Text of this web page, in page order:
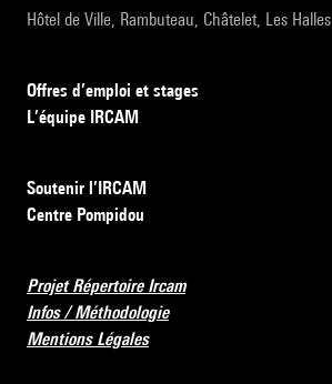
Hôtel de Ville, Rambuteau, Châtelet, Les Halles
Offres d’emploi et stages
L’équipe IRCAM
Soutenir l’IRCAM
Centre Pompidou
Projet Répertoire Ircam
Infos / Méthodologie
Mentions Légales